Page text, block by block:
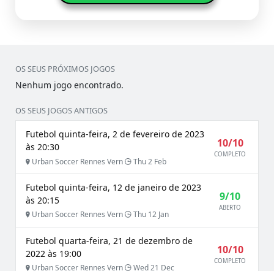
OS SEUS PRÓXIMOS JOGOS
Nenhum jogo encontrado.
OS SEUS JOGOS ANTIGOS
Futebol quinta-feira, 2 de fevereiro de 2023
às 20:30
Urban Soccer Rennes Vern Thu 2 Feb
10/10
COMPLETO
Futebol quinta-feira, 12 de janeiro de 2023
às 20:15
Urban Soccer Rennes Vern Thu 12 Jan
9/10
ABERTO
Futebol quarta-feira, 21 de dezembro de
2022 às 19:00
Urban Soccer Rennes Vern Wed 21 Dec
10/10
COMPLETO